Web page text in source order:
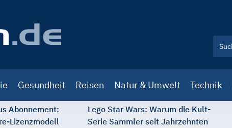
Gesundheit Reisen Natur & Umwelt Technik
Abonnement:
Lizenzmodell
Lego Star Wars: Warum die Kult-
Serie Sammler seit Jahrzehnten